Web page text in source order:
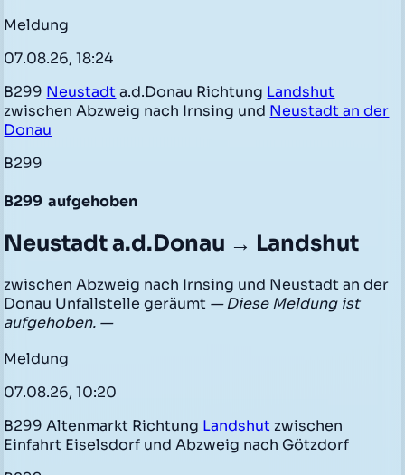
Meldung
07.08.26, 18:24
B299 Neustadta.d.Donau Richtung Landshut
zwischen Abzweig nach Irnsing und Neustadt an der
Donau
B299
B299 aufgehoben
Neustadt a.d.Donau → Landshut
zwischen Abzweig nach Irnsing und Neustadt an der
Donau Unfallstelle geräumt — Diese Meldung ist
aufgehoben. —
Meldung
07.08.26, 10:20
B299 Altenmarkt Richtung Landshut zwischen
Einfahrt Eiselsdorf und Abzweig nach Götzdorf